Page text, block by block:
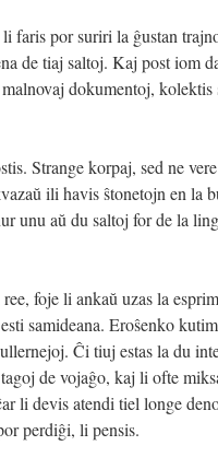
faris por suriri la ĝustan
de tiaj saltoj. Kaj post iom
dokumentoj,
Strange korpaj, sed ne
ili havis ŝtonetojn en la
unu aŭ du saltoj for de la
foje li ankaŭ uzas la
samideana. Eroŝenko
Ĉi tiuj estas la du
de vojaĝo, kaj li ofte
li devis atendi tiel longe
perdiĝi, li pensis.